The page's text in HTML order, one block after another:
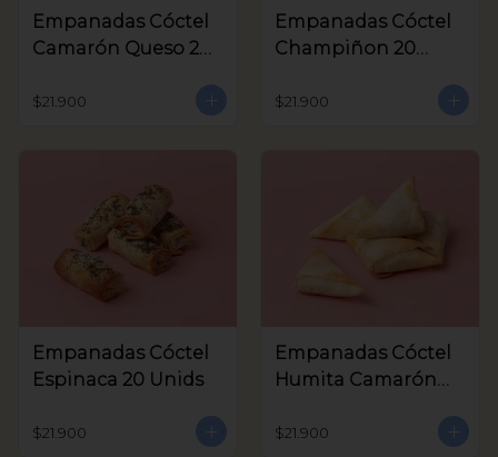
Empanadas Cóctel
Camarón Queso 20
$21.900
Empanadas Cóctel
Champiñon 20
$21.900
Empanadas Cóctel
Espinaca 20 Unids
$21.900
Empanadas Cóctel
Humita Camarón
$21.900